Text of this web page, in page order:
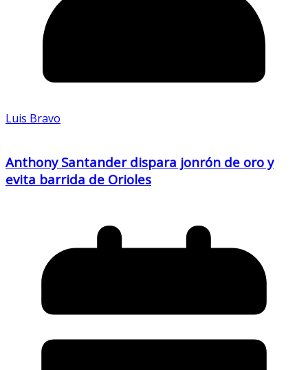
Luis Bravo
Anthony Santander dispara jonrón de oro y
evita barrida de Orioles